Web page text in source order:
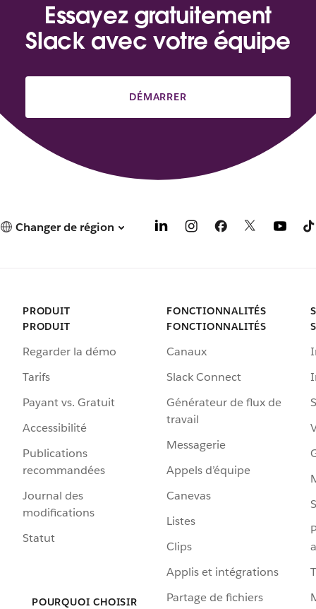
Essayez gratuitement
Slack avec votre équipe
DÉMARRER
Changer de région
PRODUIT
PRODUIT
Regarder la démo
Tarifs
Payant vs. Gratuit
Accessibilité
Publications
recommandées
Journal des
modifications
Statut
POURQUOI CHOISIR
FONCTIONNALITÉS
FONCTIONNALITÉS
Canaux
Slack Connect
Générateur de flux de
travail
Messagerie
Appels d’équipe
Canevas
Listes
Clips
Applis et intégrations
Partage de fichiers